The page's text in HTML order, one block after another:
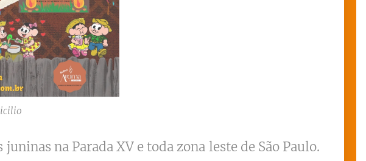
na Parada XV e toda zona leste de São Paulo.